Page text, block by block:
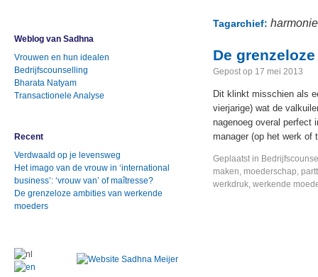
Weblog van Sadhna
Vrouwen en hun idealen
Bedrijfscounselling
Bharata Natyam
Transactionele Analyse
Recent
Verdwaald op je levensweg
Het imago van de vrouw in ‘international
business’: ‘vrouw van’ of maîtresse?
De grenzeloze ambities van werkende
moeders
Tagarchief: harmonie
De
Gepost op 17 mei 2013
Dit klinkt misschien als
vierjarige) wat de
nagenoeg overal perfect
manager (op het werk
Geplaatst in
maken, moederschap,
werkdruk, werkende